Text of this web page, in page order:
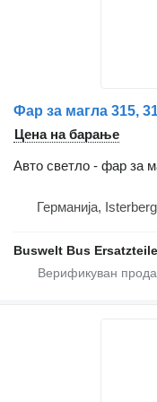
Цена на барање
Авто светло - фар за
Германија, Isterberg
Buswelt Bus Ersatzteile